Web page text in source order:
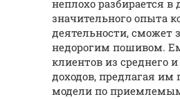
неплохо разбирается в
значительного опыта
деятельности, сможет
недорогим пошивом.
клиентов из среднего
доходов, предлагая им
модели по